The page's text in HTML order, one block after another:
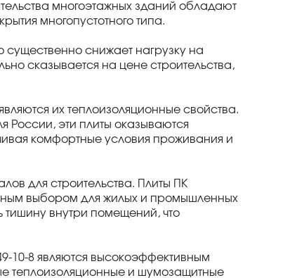
многоэтажных зданий обладают
многопустотного типа.
существенно снижает нагрузку на
сказывается на цене строительства,
их теплоизоляционные свойства.
России, эти плиты оказываются
комфортные условия проживания и
для строительства. Плиты ПК
выбором для жилых и промышленных
внутри помещений, что
10-8 являются высокоэффективным
теплоизоляционные и шумозащитные